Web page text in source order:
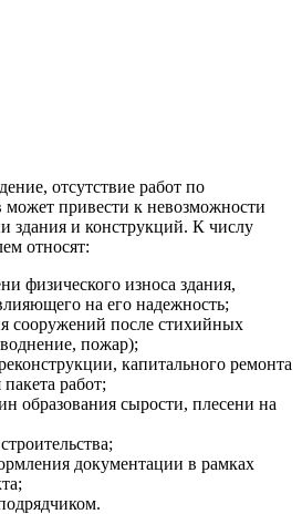
отсутствие работ по
может привести к невозможности
здания и конструкций. К числу
относят:
физического износа здания,
на его надежность;
сооружений после стихийных
пожар);
капитального ремонта
работ;
образования сырости, плесени на
документации в рамках